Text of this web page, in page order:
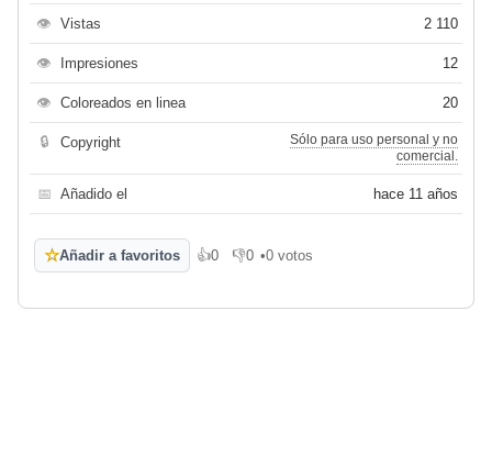
👁 Vistas 2 110
👁 Impresiones 12
👁 Coloreados en linea 20
🔒 Copyright
Sólo para uso personal y no
comercial.
📅 Añadido el hace 11 años
☆Añadir a favoritos 👍0
Me gusta
👎0
No me gusta
•0 votos